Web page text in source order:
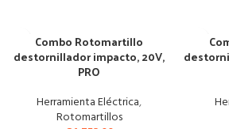
Combo Rotomartillo
destornillador impacto, 20V,
PRO
Herramienta Eléctrica,
Rotomartillos